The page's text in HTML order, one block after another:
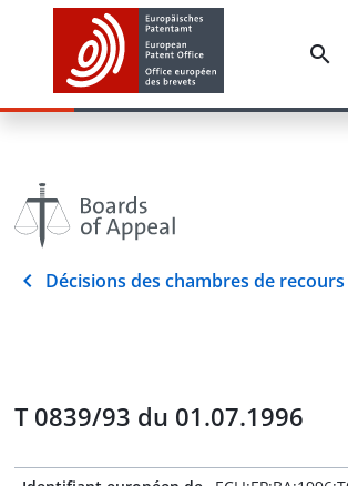
Décisions des chambres de recours
T 0839/93 du 01.07.1996